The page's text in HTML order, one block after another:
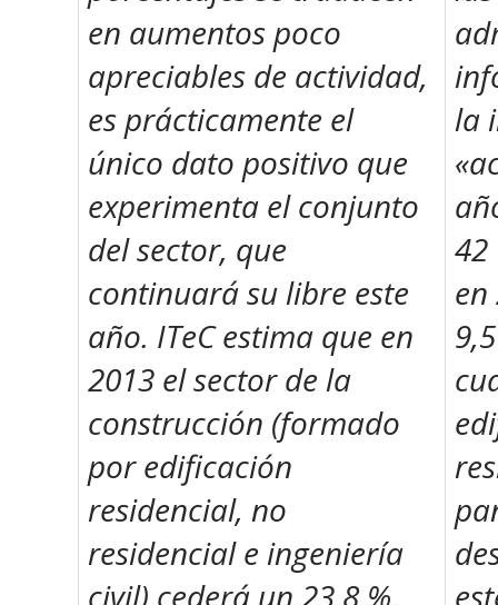
en aumentos poco
apreciables de actividad,
es prácticamente el
único dato positivo que
experimenta el conjunto
del sector, que
continuará su libre este
año. ITeC estima que en
2013 el sector de la
construcción (formado
por edificación
residencial, no
residencial e ingeniería
civil) cederá un 23,8 %.
la
42
en